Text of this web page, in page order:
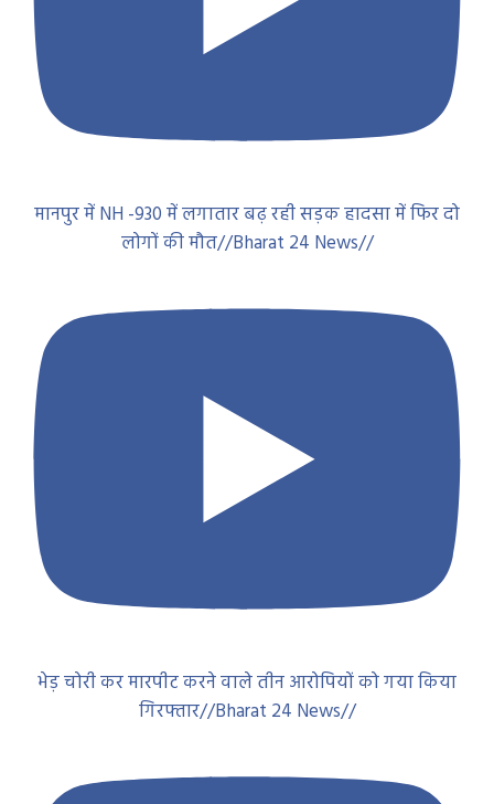
मानपुर में NH -930 में लगातार बढ़ रही सड़क हादसा में फिर दो
लोगों की मौत//Bharat 24 News//
भेड़ चोरी कर मारपीट करने वाले तीन आरोपियों को गया किया
गिरफ्तार//Bharat 24 News//